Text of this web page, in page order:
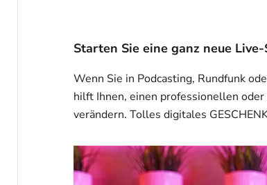
Starten Sie eine ganz neue
Wenn Sie in Podcasting, Rundfunk
hilft Ihnen, einen professionellen
verändern. Tolles digitales